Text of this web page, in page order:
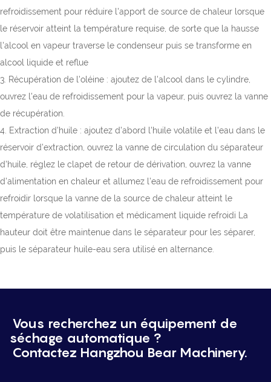
refroidissement pour réduire l'apport de source de chaleur lorsque
le réservoir atteint la température requise, de sorte que la hausse
l'alcool en vapeur traverse le condenseur puis se transforme en
alcool liquide et reflue
3. Récupération de l'oléine : ajoutez de l'alcool dans le cylindre,
ouvrez l'eau de refroidissement pour la vapeur, puis ouvrez la vanne
de récupération.
4. Extraction d'huile : ajoutez d'abord l'huile volatile et l'eau dans le
réservoir d'extraction, ouvrez la vanne de circulation du séparateur
d'huile, réglez le clapet de retour de dérivation, ouvrez la vanne
d'alimentation en chaleur et allumez l'eau de refroidissement pour
refroidir lorsque la vanne de la source de chaleur atteint le
température de volatilisation et médicament liquide refroidi La
hauteur doit être maintenue dans le séparateur pour les séparer,
puis le séparateur huile-eau sera utilisé en alternance.
Vous recherchez un équipement de
séchage automatique ?
Contactez Hangzhou Bear Machinery.